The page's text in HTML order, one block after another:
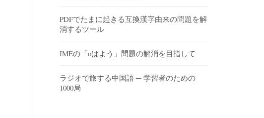
PDFでたまに起きる互換漢字由来の問題を解
消するツール
IMEの「oはよう」問題の解消を目指して
ラジオで旅する中国語 ─ 学習者のための
1000局